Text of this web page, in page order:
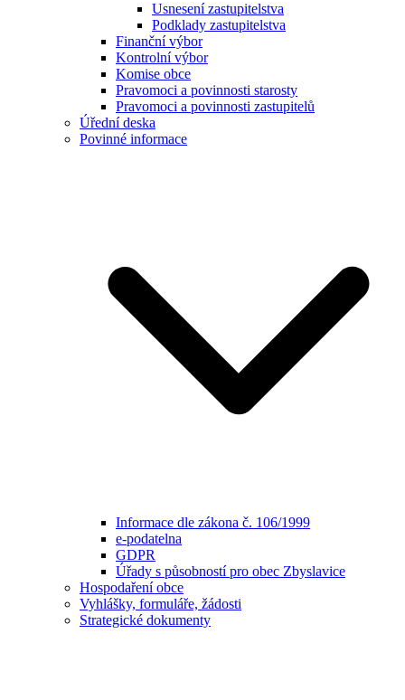
Usnesení zastupitelstva
Podklady zastupitelstva
Finanční výbor
Kontrolní výbor
Komise obce
Pravomoci a povinnosti starosty
Pravomoci a povinnosti zastupitelů
Úřední deska
Povinné informace
Informace dle zákona č. 106/1999
e-podatelna
GDPR
Úřady s působností pro obec Zbyslavice
Hospodaření obce
Vyhlášky, formuláře, žádosti
Strategické dokumenty